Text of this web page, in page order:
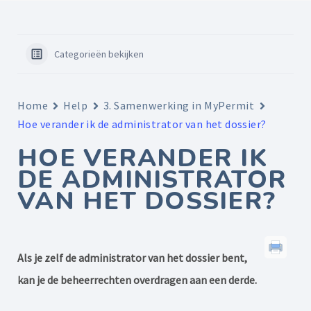
Categorieën bekijken
Home Help
3. Samenwerking in MyPermit
Hoe verander ik de administrator van het dossier?
HOE VERANDER IK
DE ADMINISTRATOR
VAN HET DOSSIER?
Als je zelf de administrator van het dossier bent,
kan je de beheerrechten overdragen aan een derde.